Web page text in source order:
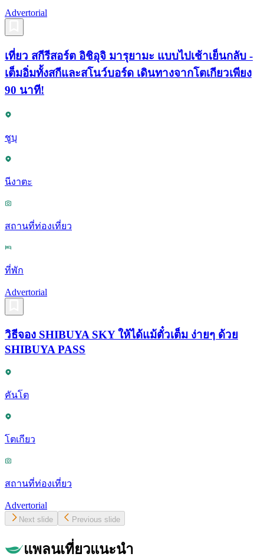
Advertorial
เที่ยว สกีรีสอร์ต อิชิอุจิ มารุยามะ แบบไปเช้าเย็นกลับ -
เต็มอิ่มทั้งสกีและสโนว์บอร์ด เดินทางจากโตเกียวเพียง
90 นาที!
ชูบุ
นีงาตะ
สถานที่ท่องเที่ยว
ที่พัก
Advertorial
วิธีจอง SHIBUYA SKY ให้ได้แม้ตั๋วเต็ม ง่ายๆ ด้วย
SHIBUYA PASS
คันโต
โตเกียว
สถานที่ท่องเที่ยว
Advertorial
Next slide Previous slide
แพลนเที่ยวแนะนำ